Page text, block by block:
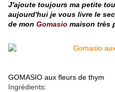
J'ajoute toujours ma petite
aujourd'hui je vous livre le
de mon Gomasio maison très
GOMASIO aux fleurs de thym
Ingrédients: